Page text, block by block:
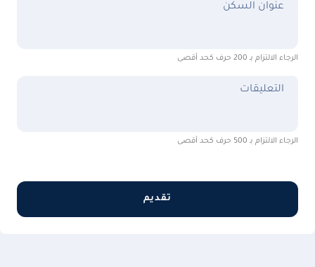
عنوان السكن
الرجاء الالتزام بـ 200 حرف كحد أقصى
التعليقات
الرجاء الالتزام بـ 500 حرف كحد أقصى
تقديم